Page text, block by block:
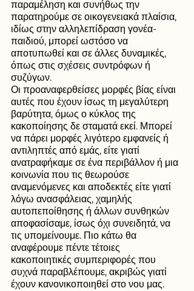
παραμέληση και συνήθως την
παρατηρούμε σε οικογενειακά πλαίσια,
ιδίως στην αλληλεπίδραση γονέα-
παιδιού, μπορεί ωστόσο να
αποτυπωθεί και σε άλλες δυναμικές,
όπως στις σχέσεις συντρόφων ή
συζύγων.
Οι προαναφερθείσες μορφές βίας είναι
αυτές που έχουν ίσως τη μεγαλύτερη
βαρύτητα, όμως ο κύκλος της
κακοποίησης δε σταματά εκεί. Μπορεί
να πάρει μορφές λιγότερο εμφανείς ή
αντιληπτές από εμάς, είτε γιατί
ανατραφήκαμε σε ένα περιβάλλον ή μια
κοινωνία που τις θεωρούσε
αναμενόμενες και αποδεκτές είτε γιατί
λόγω ανασφάλειας, χαμηλής
αυτοπεποίθησης ή άλλων συνθηκών
αποφασίσαμε, ίσως όχι συνειδητά, να
τις υπομείνουμε. Πιο κάτω θα
αναφέρουμε πέντε τέτοιες
κακοποιητικές συμπεριφορές που
συχνά παραβλέπουμε, ακριβώς γιατί
έχουν κανονικοποιηθεί στο νου μας.